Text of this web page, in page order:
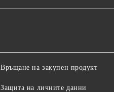
Връщане на закупен продукт
Защита на личните данни